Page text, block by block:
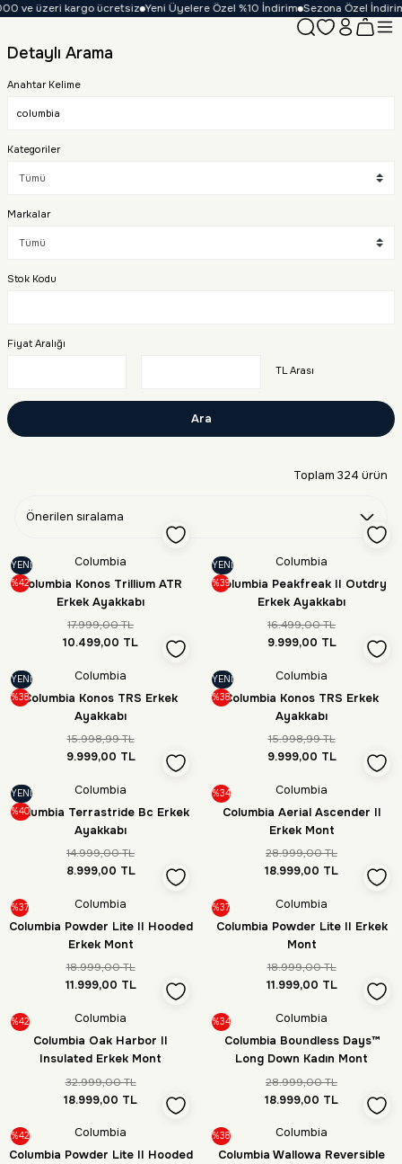
ve üzeri kargo ücretsiz Yeni Üyelere Özel %10 İndirim Sezona Özel İndirim
Detaylı Arama
Anahtar Kelime
Kategoriler
Markalar
Stok Kodu
Fiyat Aralığı
TL Arası
Ara
Toplam 324 ürün
YENİ
%42
Columbia
Columbia Konos Trillium ATR
Erkek Ayakkabı
17.999,00 TL
10.499,00 TL
YENİ
%39
Columbia
Columbia Peakfreak II Outdry
Erkek Ayakkabı
16.499,00 TL
9.999,00 TL
YENİ
%38
Columbia
Columbia Konos TRS Erkek
Ayakkabı
15.998,99 TL
9.999,00 TL
YENİ
%38
Columbia
Columbia Konos TRS Erkek
Ayakkabı
15.998,99 TL
9.999,00 TL
YENİ
%40
Columbia
Columbia Terrastride Bc Erkek
Ayakkabı
14.999,00 TL
8.999,00 TL
%34
Columbia
Columbia Aerial Ascender II
Erkek Mont
28.999,00 TL
18.999,00 TL
%37
Columbia
Columbia Powder Lite II Hooded
Erkek Mont
18.999,00 TL
11.999,00 TL
%37
Columbia
Columbia Powder Lite II Erkek
Mont
18.999,00 TL
11.999,00 TL
%42
Columbia
Columbia Oak Harbor II
Insulated Erkek Mont
32.999,00 TL
18.999,00 TL
%34
Columbia
Columbia Boundless Days™
Long Down Kadın Mont
28.999,00 TL
18.999,00 TL
%42
Columbia
Columbia Powder Lite II Hooded
%38
Columbia
Columbia Wallowa Reversible